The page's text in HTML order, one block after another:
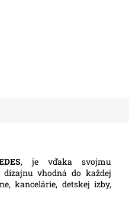
, je vďaka svojmu
vhodná do každej
kancelárie, detskej izby,